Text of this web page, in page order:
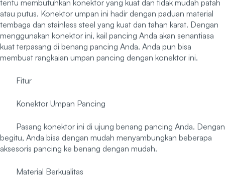
tentu membutuhkan konektor yang kuat dan tidak mudah patah
atau putus. Konektor umpan ini hadir dengan paduan material
tembaga dan stainless steel yang kuat dan tahan karat. Dengan
menggunakan konektor ini, kail pancing Anda akan senantiasa
kuat terpasang di benang pancing Anda. Anda pun bisa
membuat rangkaian umpan pancing dengan konektor ini.
Fitur
Konektor Umpan Pancing
Pasang konektor ini di ujung benang pancing Anda. Dengan
begitu, Anda bisa dengan mudah menyambungkan beberapa
aksesoris pancing ke benang dengan mudah.
Material Berkualitas